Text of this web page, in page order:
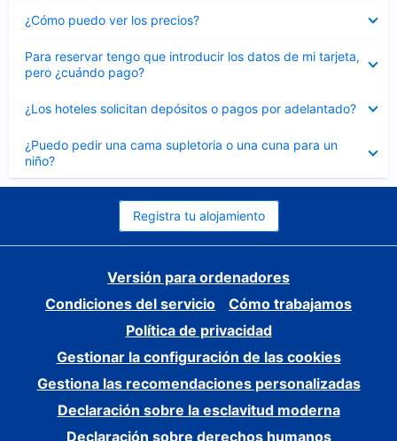
¿Cómo puedo ver los precios?
cerrado
Para reservar tengo que introducir los datos de mi tarjeta,
pero ¿cuándo pago?
cerrado
¿Los hoteles solicitan depósitos o pagos por adelantado?
cerrado
¿Puedo pedir una cama supletoria o una cuna para un
niño?
cerrado
Registra tu alojamiento
Versión para ordenadores
Condiciones del servicio
Cómo trabajamos
Política de privacidad
Gestionar la configuración de las cookies
Gestiona las recomendaciones personalizadas
Declaración sobre la esclavitud moderna
Declaración sobre derechos humanos